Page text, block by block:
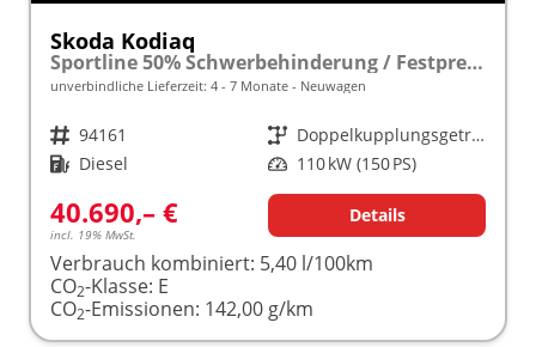
Skoda Kodiaq
Sportline 50% Schwerbehinderung / Festpreisgarantie* Modelljahr 2.0 TDI 150 PS DSG "Sonderangebot bei Schwerbehinderung" frei konfigurierbar!
unverbindliche Lieferzeit: 4 - 7 Monate Neuwagen
Fahrzeugnr. 94161 Getriebe
Doppelkupplungsgetriebe (DSG)
Kraftstoff Diesel Leistung 110 kW (150 PS)
40.690,– €
incl. 19% MwSt.
Details
Verbrauch kombiniert: 5,40 l/100km
CO2-Klasse: E
CO2-Emissionen: 142,00 g/km